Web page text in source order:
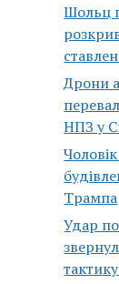
Шольц
Дрони
НПЗ у
Трампа
Удар